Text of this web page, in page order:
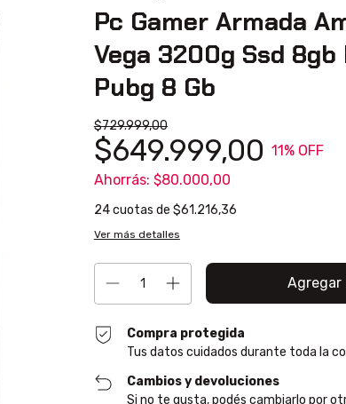
Pc Gamer Armada
Vega 3200g Ssd
Pubg 8 Gb
$729.999,00
$649.999,00 11% OFF
Ahorrás: $80.000,00
24cuotas de $61.216,36
Ver más detalles
Compra protegida
Tus datos cuidados durante toda la
Cambios y devoluciones
Si no te gusta, podés cambiarlo por